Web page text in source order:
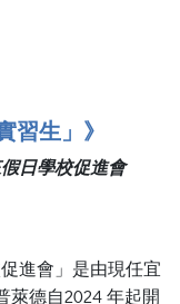
生」》
日學校促進會
進會」是由現任宜
萊德自2024 年起開